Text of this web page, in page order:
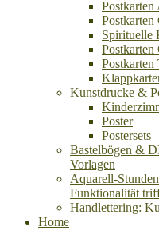
Postkarten
Postkarten
Spirituelle
Postkarten
Postkarten
Kunstdrucke &
Poster
Postersets
Bastelbögen &
Vorlagen
Aquarell-
Funktionalität
Handlettering:
Home